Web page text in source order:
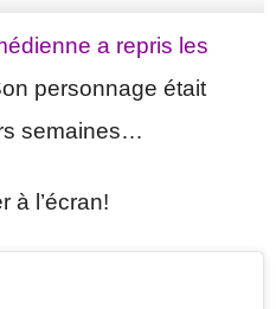
a repris les
personnage était
semaines…
à l’écran!